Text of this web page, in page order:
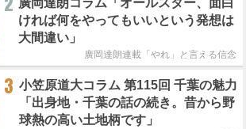
ければ何をやってもいいという発想は
大間違い」
廣岡達朗連載「やれ」と言える信念
3 小笠原道大コラム 第115回 千葉の魅力
「出身地・千葉の話の続き。昔から野
球熱の高い土地柄です」